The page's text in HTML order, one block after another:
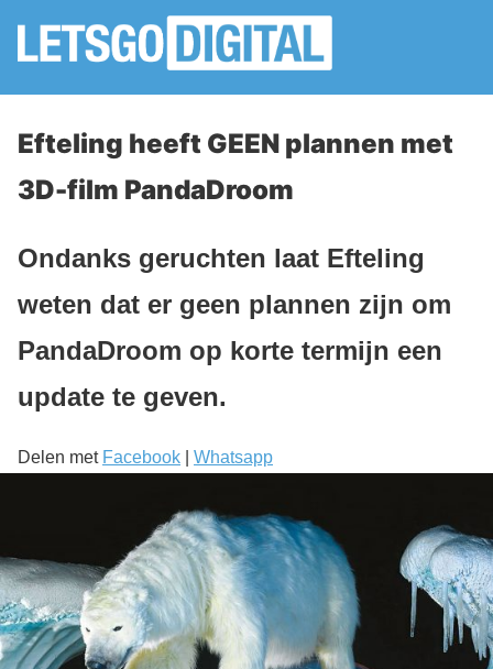
Efteling heeft GEEN plannen met
3D-film PandaDroom
Ondanks geruchten laat Efteling
weten dat er geen plannen zijn om
PandaDroom op korte termijn een
update te geven.
Delen met Facebook Whatsapp